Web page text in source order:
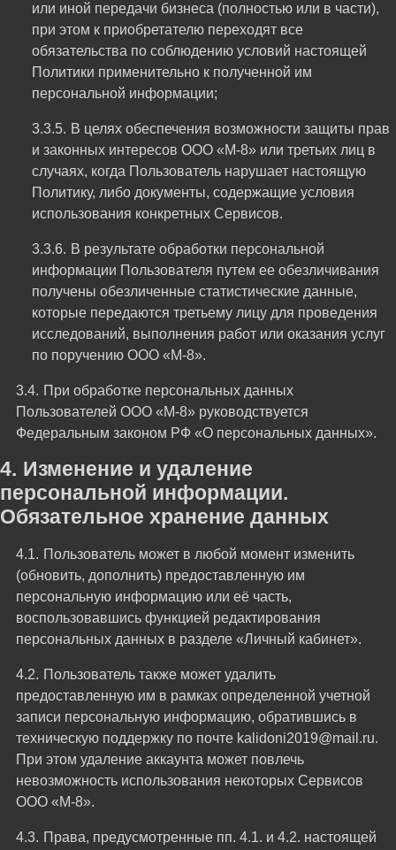
или иной передачи бизнеса (полностью или в части),
при этом к приобретателю переходят все
обязательства по соблюдению условий настоящей
Политики применительно к полученной им
персональной информации;
В целях обеспечения возможности защиты прав
и законных интересов ООО «М-8» или третьих лиц в
случаях, когда Пользователь нарушает настоящую
Политику, либо документы, содержащие условия
использования конкретных Сервисов.
В результате обработки персональной
информации Пользователя путем ее обезличивания
получены обезличенные статистические данные,
которые передаются третьему лицу для проведения
исследований, выполнения работ или оказания услуг
по поручению ООО «М-8».
При обработке персональных данных
Пользователей ООО «М-8» руководствуется
Федеральным законом РФ «О персональных данных».
Изменение и удаление
персональной информации.
Обязательное хранение данных
Пользователь может в любой момент изменить
(обновить, дополнить) предоставленную им
персональную информацию или её часть,
воспользовавшись функцией редактирования
персональных данных в разделе «Личный кабинет».
Пользователь также может удалить
предоставленную им в рамках определенной учетной
записи персональную информацию, обратившись в
техническую поддержку по почте kalidoni2019@mail.ru.
При этом удаление аккаунта может повлечь
невозможность использования некоторых Сервисов
ООО «М-8».
Права, предусмотренные пп. 4.1. и 4.2. настоящей